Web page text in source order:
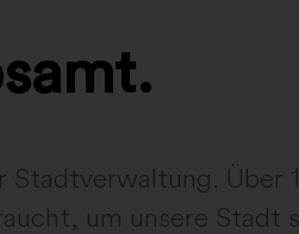
Stadtverwaltung.
um unsere Stadt